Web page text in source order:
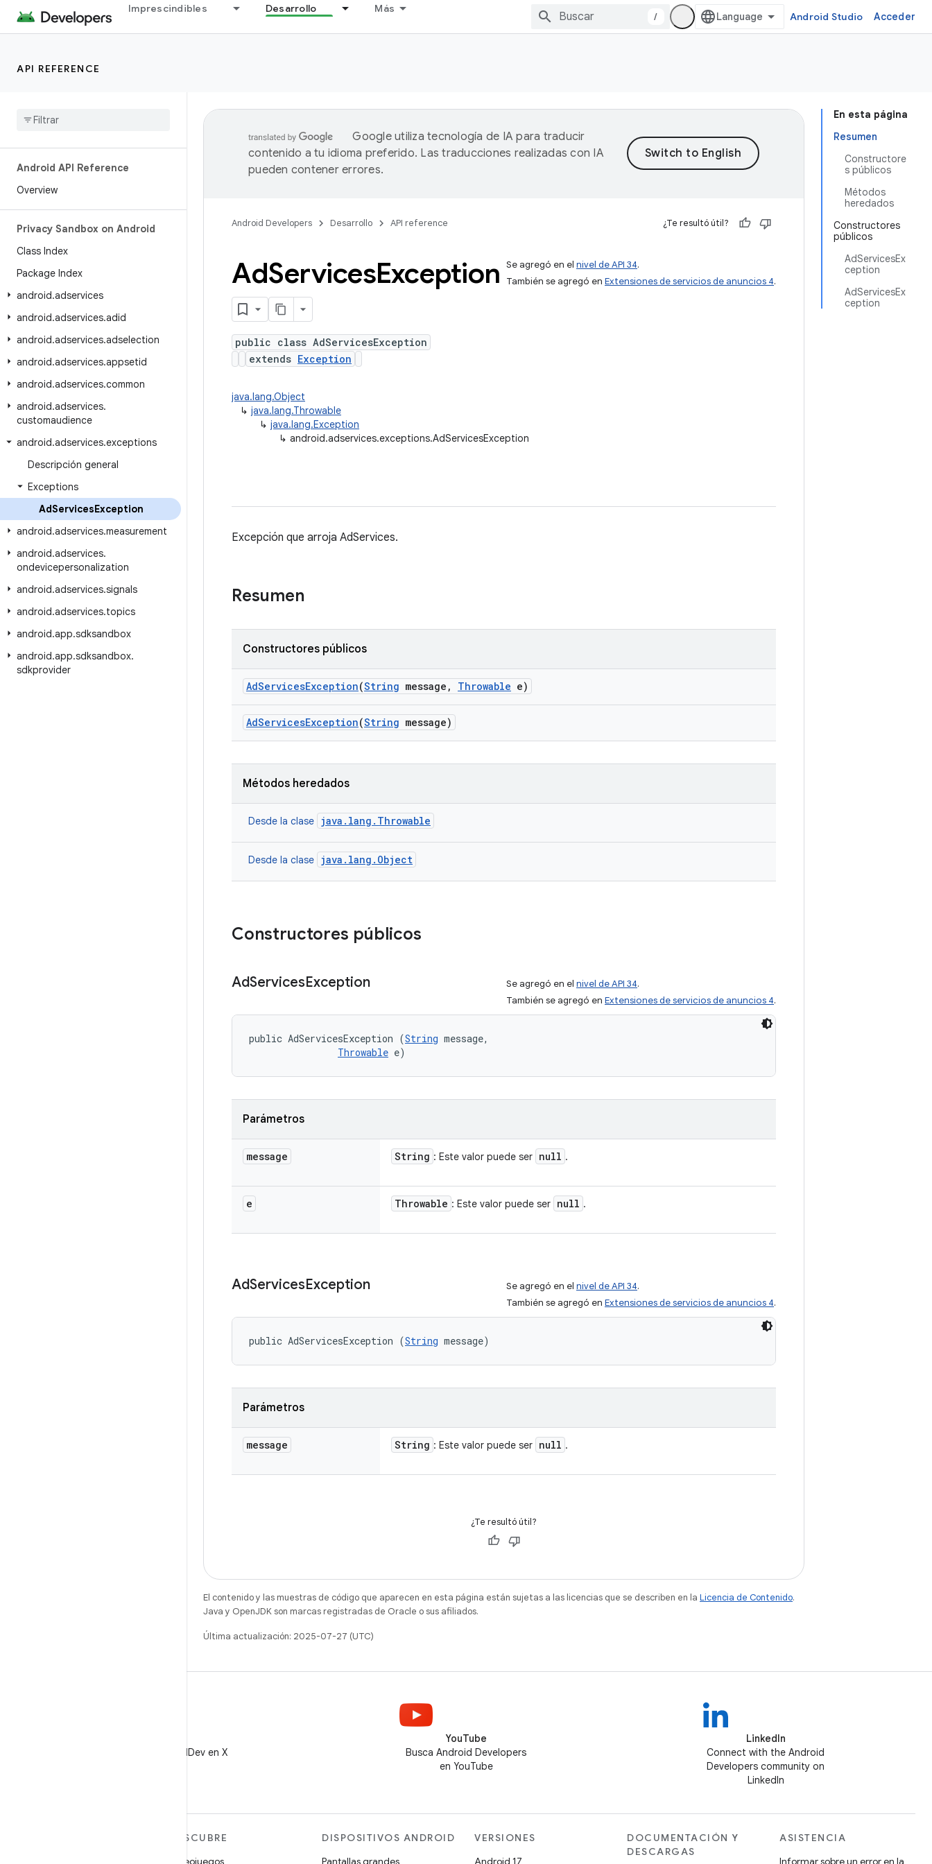
Imprescindibles Desarrollo Más
/ Android Studio Acceder
API REFERENCE
Android API Reference
Overview
Privacy Sandbox on Android
Class Index
Package Index
android.adservices
android.adservices.adid
android.adservices.adselection
android.adservices.appsetid
android.adservices.common
android.adservices.
customaudience
android.adservices.exceptions
Descripción general
Exceptions
AdServicesException
android.adservices.measurement
android.adservices.
ondevicepersonalization
android.adservices.signals
android.adservices.topics
android.app.sdksandbox
android.app.sdksandbox.
sdkprovider
En esta página
Resumen
Constructore
s públicos
Métodos
heredados
Constructores
públicos
AdServicesEx
ception
AdServicesEx
ception
Google utiliza tecnología de IA para traducir
contenido a tu idioma preferido. Las traducciones realizadas con IA
pueden contener errores.
Android Developers Desarrollo API reference ¿Te resultó útil?
Se agregó en el nivel de API 34.
También se agregó en Extensiones de servicios de anuncios 4.
AdServicesException
public class AdServicesException
extends Exception
java.lang.Object
↳ java.lang.Throwable
↳ java.lang.Exception
↳ android.adservices.exceptions.AdServicesException
Excepción que arroja AdServices.
Resumen
Constructores públicos
AdServicesException(String message , Throwable e)
AdServicesException(String message)
Métodos heredados
Desde la clase java.lang.Throwable
Desde la clase java.lang.Object
Constructores públicos
AdServicesException Se agregó en el nivel de API 34.
También se agregó en Extensiones de servicios de anuncios 4.
public AdServicesException (String message,
Throwable e)
Parámetros
message String : Este valor puede ser null .
e Throwable : Este valor puede ser null .
AdServicesException Se agregó en el nivel de API 34.
También se agregó en Extensiones de servicios de anuncios 4.
public AdServicesException (String message)
Parámetros
message String : Este valor puede ser null .
¿Te resultó útil?
El contenido y las muestras de código que aparecen en esta página están sujetas a las licencias que se describen en la Licencia de Contenido.
Java y OpenJDK son marcas registradas de Oracle o sus afiliados.
Última actualización: 2025-07-27 (UTC)
Sigue a @AndroidDev en X
YouTube
Busca Android Developers
en YouTube
LinkedIn
Connect with the Android
Developers community on
LinkedIn
DESCUBRE
Videojuegos
DISPOSITIVOS ANDROID
Pantallas grandes
VERSIONES
Android 17
DOCUMENTACIÓN Y
DESCARGAS
ASISTENCIA
Informar sobre un error en la